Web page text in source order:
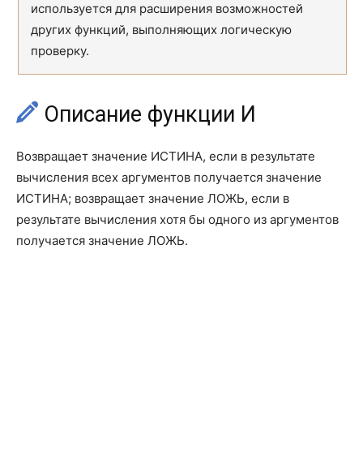
используется для расширения возможностей
других функций, выполняющих логическую
проверку.
Описание функции И
Возвращает значение ИСТИНА, если в результате
вычисления всех аргументов получается значение
ИСТИНА; возвращает значение ЛОЖЬ, если в
результате вычисления хотя бы одного из аргументов
получается значение ЛОЖЬ.